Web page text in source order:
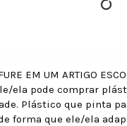
EM UM ARTIGO
. Ele/ela pode
Plástico que pinta
forma que ele/ela